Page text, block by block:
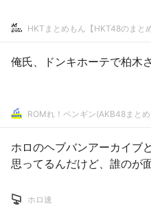
HKTまとめもん【HKT48のまとめ
俺氏、ドンキホーテで柏木
ROMれ！ペンギン(AKB48まと
ホロのヘブバンアーカイブ
思ってるんだけど、誰のが
ホロ速